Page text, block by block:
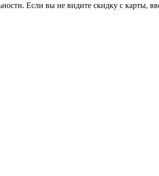
Если вы не видите скидку с карты,